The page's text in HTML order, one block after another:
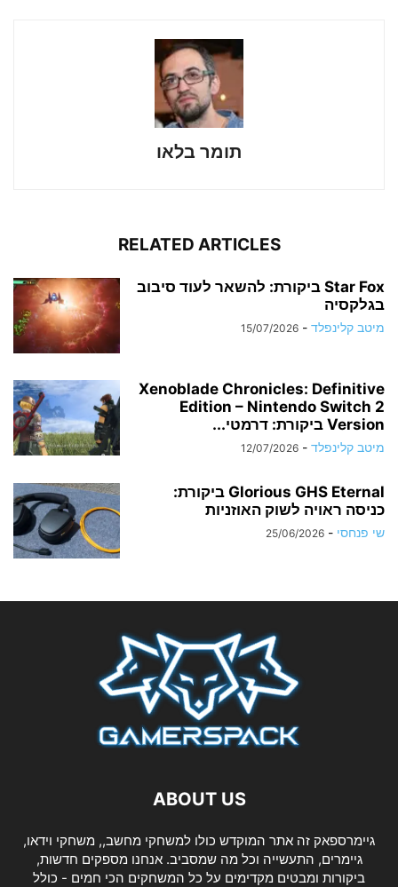
תומר בלאו
RELATED ARTICLES
Star Fox ביקורת: להשאר לעוד סיבוב
בגלקסיה
מיטב קלינפלד -
15/07/2026
Xenoblade Chronicles: Definitive
Edition – Nintendo Switch 2
Version ביקורת: דרמטי...
מיטב קלינפלד -
12/07/2026
Glorious GHS Eternal ביקורת:
כניסה ראויה לשוק האוזניות
שי פנחסי -
25/06/2026
ABOUT US
גיימרספאק זה אתר המוקדש כולו למשחקי מחשב,, משחקי וידאו,
גיימרים, התעשייה וכל מה שמסביב. אנחנו מספקים חדשות,
ביקורות ומבטים מקדימים על כל המשחקים הכי חמים - כולל